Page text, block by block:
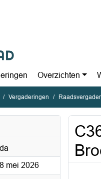
Overzichten
Vergaderingen
mei 2026